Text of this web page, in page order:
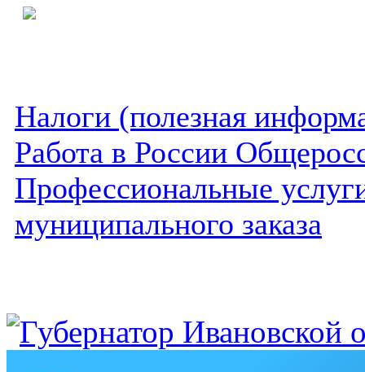
Налоги (полезная
Работа в России
Профессиональные
муниципального заказа